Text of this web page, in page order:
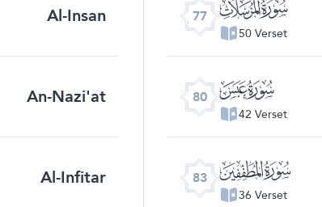
Al-Insan 77 ﯺ
50 Verset
An-Nazi'at 80 ﯽ
42 Verset
Al-Infitar 83 ﰀ
36 Verset